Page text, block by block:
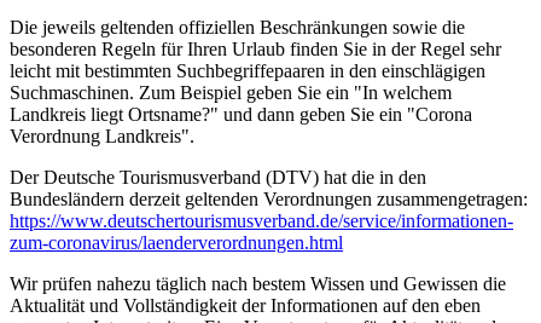
Die jeweils geltenden offiziellen Beschränkungen sowie die
besonderen Regeln für Ihren Urlaub finden Sie in der Regel sehr
leicht mit bestimmten Suchbegriffepaaren in den einschlägigen
Suchmaschinen. Zum Beispiel geben Sie ein "In welchem
Landkreis liegt Ortsname?" und dann geben Sie ein "Corona
Verordnung Landkreis".
Der Deutsche Tourismusverband (DTV) hat die in den
Bundesländern derzeit geltenden Verordnungen zusammengetragen:
https://www.deutscher­tourismusverband.de/­service/­informationen-
zum-coronavirus/­laenderverordnungen.html
Wir prüfen nahezu täglich nach bestem Wissen und Gewissen die
Aktualität und Vollständigkeit der Informationen auf den eben